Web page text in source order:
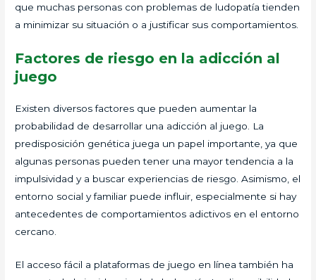
que muchas personas con problemas de ludopatía tienden
a minimizar su situación o a justificar sus comportamientos.
Factores de riesgo en la adicción al
juego
Existen diversos factores que pueden aumentar la
probabilidad de desarrollar una adicción al juego. La
predisposición genética juega un papel importante, ya que
algunas personas pueden tener una mayor tendencia a la
impulsividad y a buscar experiencias de riesgo. Asimismo, el
entorno social y familiar puede influir, especialmente si hay
antecedentes de comportamientos adictivos en el entorno
cercano.
El acceso fácil a plataformas de juego en línea también ha